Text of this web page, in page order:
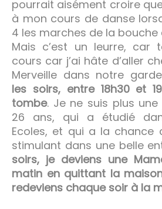
pourrait aisément croire
à mon cours de danse
4 les marches de la bouche
Mais c’est un leurre, car
cours car j’ai hâte d’aller
Merveille dans notre
les soirs, entre 18h30 et
tombe. Je ne suis plus
26 ans, qui a étudié
Ecoles, et qui a la chance
stimulant dans une belle
soirs, je deviens une
matin en quittant la
redeviens chaque soir à la